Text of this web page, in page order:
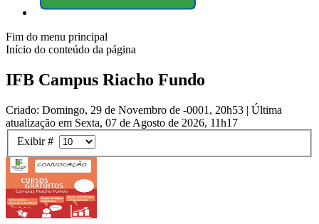
Fim do menu principal
Início do conteúdo da página
IFB Campus Riacho Fundo
Criado: Domingo, 29 de Novembro de -0001, 20h53 | Última
atualização em Sexta, 07 de Agosto de 2026, 11h17
Exibir #